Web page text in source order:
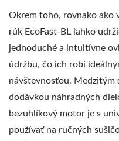
Okrem toho, rovnako ako
rúk EcoFast-BL ľahko
jednoduché a intuitívne
údržbu, čo ich robí
návštevnosťou. Medzitým
dodávkou náhradných
bezuhlíkový motor je s
používať na ručných